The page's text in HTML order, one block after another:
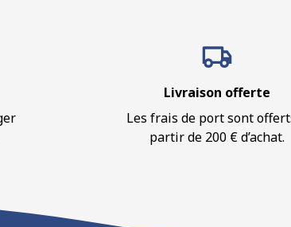
Livraison offerte
Les frais de port sont
partir de 200 € d’achat.